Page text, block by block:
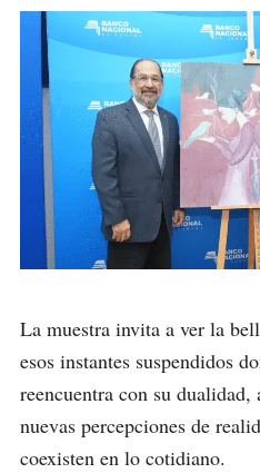
La muestra invita a ver la
esos instantes suspendidos
reencuentra con su
nuevas percepciones de
coexisten en lo cotidiano.